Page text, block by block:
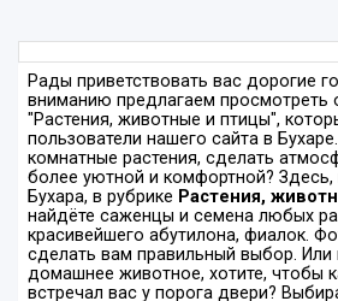
Рады приветствовать вас дорогие
вниманию предлагаем просмотреть
"Растения, животные и птицы",
пользователи нашего сайта в
комнатные растения, сделать
более уютной и комфортной? Здесь,
Бухара, в рубрике Растения,
найдёте саженцы и семена любых
красивейшего абутилона, фиалок.
сделать вам правильный выбор. Или
домашнее животное, хотите, чтобы
встречал вас у порога двери?